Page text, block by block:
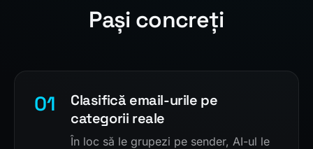
Pași concreți
01
Clasifică email-urile pe
categorii reale
În loc să le grupezi pe sender, AI-ul le